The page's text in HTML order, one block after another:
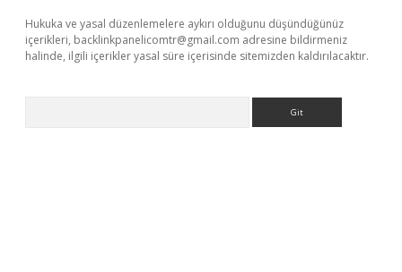
Hukuka ve yasal düzenlemelere aykırı olduğunu düşündüğünüz
içerikleri, backlinkpanelicomtr@gmail.com adresine bildirmeniz
halinde, ilgili içerikler yasal süre içerisinde sitemizden kaldırılacaktır.